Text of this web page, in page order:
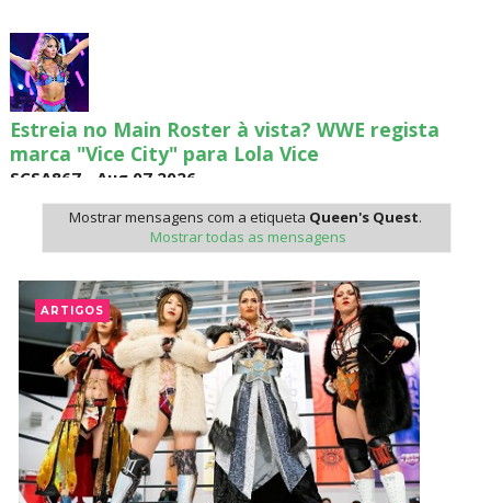
Estreia no Main Roster à vista? WWE regista
marca "Vice City" para Lola Vice
SCSA867- Aug 07 2026
Recomeço na AEW: Daniel Garcia revela como
Jon Moxley salvou a identidade da empresa
junto dos fãs
SCSA867-Aug 07 2026
Drama no SummerSlam 2026: WWE esteve perto
de interromper combate de Brie Bella após
lesão grave no ombro
SCSA867-Aug 07 2026
Mostrar mensagens com a etiqueta Queen's Quest.
Mostrar todas as mensagens
ARTIGOS